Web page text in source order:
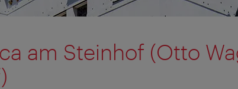
am Steinhof (Otto